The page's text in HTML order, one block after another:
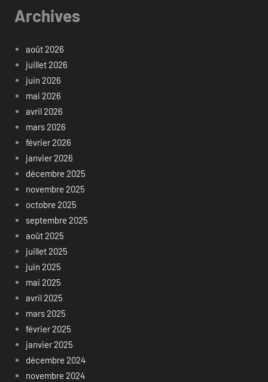
Archives
août 2026
juillet 2026
juin 2026
mai 2026
avril 2026
mars 2026
février 2026
janvier 2026
décembre 2025
novembre 2025
octobre 2025
septembre 2025
août 2025
juillet 2025
juin 2025
mai 2025
avril 2025
mars 2025
février 2025
janvier 2025
décembre 2024
novembre 2024